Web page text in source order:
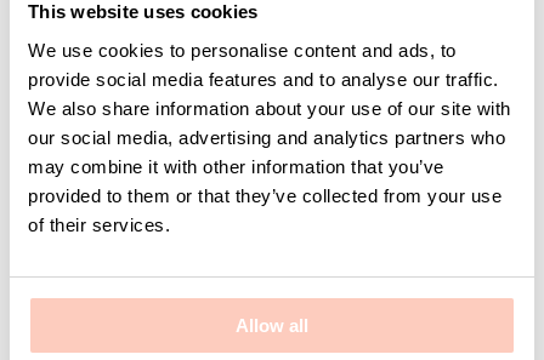
This website uses cookies
We use cookies to personalise content and ads, to
provide social media features and to analyse our traffic.
We also share information about your use of our site with
our social media, advertising and analytics partners who
may combine it with other information that you’ve
provided to them or that they’ve collected from your use
of their services.
Allow all
Kontakta KUMI
Är ni ute efter en specifik produkt eller kanske en
lösningar efter just ert behov eller projekt.